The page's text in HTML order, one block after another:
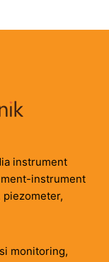
instrument
instrument
monitoring,